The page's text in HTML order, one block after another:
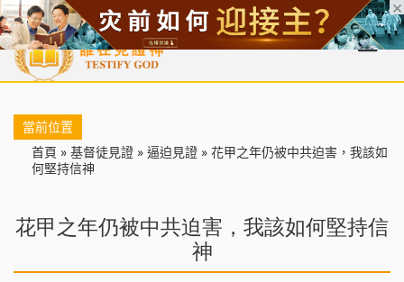
首頁 每日靈糧 天國福音 基督徒見證 信仰解答 聖經
當前位置
首頁 » 基督徒見證 » 逼迫見證 » 花甲之年仍被中共迫害，我該如
何堅持信神
花甲之年仍被中共迫害，我該如何堅持信
神